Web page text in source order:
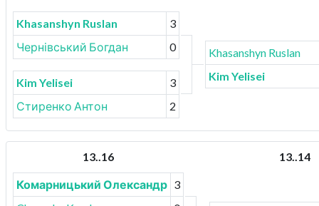
Khasanshyn Ruslan
3
Чернівський Богдан
0
Kim Yelisei
3
Стиренко Антон
2
Khasanshyn Ruslan
Kim Yelisei
13..16 13..14
Комарницький Олександр 3